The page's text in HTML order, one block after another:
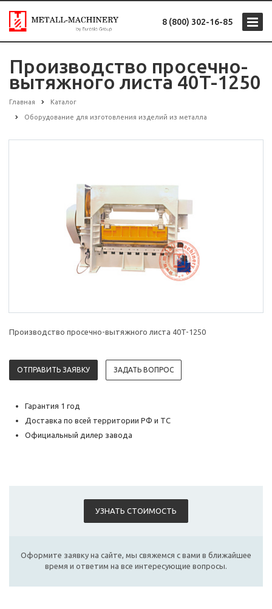
8 (800) 302-16-85
Производство просечно-
вытяжного листа 40T-1250
Главная Каталог
Оборудование для изготовления изделий из металла
Производство просечно-вытяжного листа 40T-1250
ОТПРАВИТЬ ЗАЯВКУ ЗАДАТЬ ВОПРОС
Гарантия 1 год
Доставка по всей территории РФ и ТС
Официальный дилер завода
УЗНАТЬ СТОИМОСТЬ
Оформите заявку на сайте, мы свяжемся с вами в ближайшее
время и ответим на все интересующие вопросы.